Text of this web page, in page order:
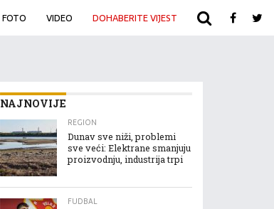
FOTO VIDEO DOHABERITE VIJEST ARHIVA
NAJNOVIJE
REGION
Dunav sve niži, problemi
sve veći: Elektrane smanjuju
proizvodnju, industrija trpi
FUDBAL